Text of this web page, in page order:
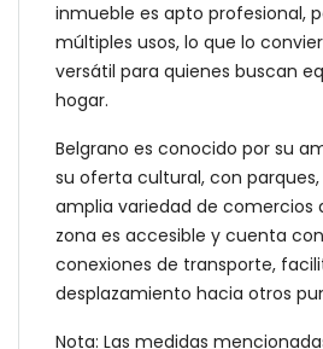
inmueble es apto profesional,
múltiples usos, lo que lo
versátil para quienes buscan
hogar.
Belgrano es conocido por su
su oferta cultural, con
amplia variedad de comercios
zona es accesible y cuenta
conexiones de transporte,
desplazamiento hacia otros
Nota: Las medidas